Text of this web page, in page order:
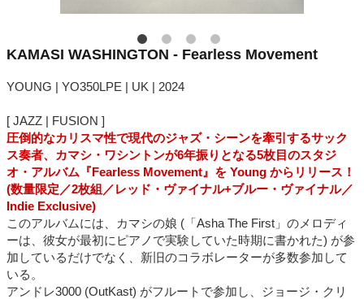
KAMASI WASHINGTON - Fearless Movement
YOUNG | YO350LPE | UK | 2024
[ JAZZ | FUSION ]
圧倒的なカリスマ性で現代のジャズ・シーンを牽引するサック
ス奏者、カマシ・ワシントンが6年振りとなる5枚目のスタジ
オ・アルバム『Fearless Movement』を Young からリリース！
(数量限定／2枚組／レッド・ヴァイナル+ブルー・ヴァイナル／
Indie Exclusive)
このアルバムには、カマシの娘 (「Asha The First」のメロディ
ーは、彼女が最初にピアノで実験していた時期に書かれた) が参
加しているだけでなく、新旧のコラボレーターが多数参加して
いる。
アンドレ3000 (OutKast) がフルートで参加し、ジョージ・クリ